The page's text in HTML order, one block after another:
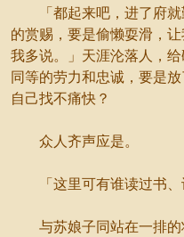
「都起来吧，进了府就
的赏赐，要是偷懒耍滑，
我多说。」天涯沦落人，
同等的劳力和忠诚，要是
自己找不痛快？
众人齐声应是。
「这里可有谁读过书、
与苏娘子同站在一排的